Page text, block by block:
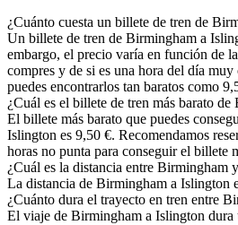
¿Cuánto cuesta un billete de tren de
Un billete de tren de Birmingham a
embargo, el precio varía en función de
compres y de si es una hora del día
puedes encontrarlos tan baratos como
¿Cuál es el billete de tren más barato
El billete más barato que puedes
Islington es 9,50 €. Recomendamos
horas no punta para conseguir el billete
¿Cuál es la distancia entre Birmingham
La distancia de Birmingham a Islington
¿Cuánto dura el trayecto en tren entre
El viaje de Birmingham a Islington dura